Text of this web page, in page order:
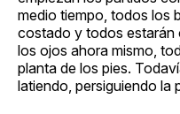
medio tiempo, todos los
costado y todos estarán
los ojos ahora mismo,
planta de los pies.
latiendo, persiguiendo la